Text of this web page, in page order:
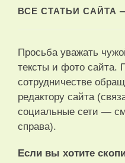
ВСЕ СТАТЬИ САЙТА
Просьба уважать
тексты и фото сайта.
сотрудничестве
редактору сайта
социальные сети —
справа).
Если вы хотите